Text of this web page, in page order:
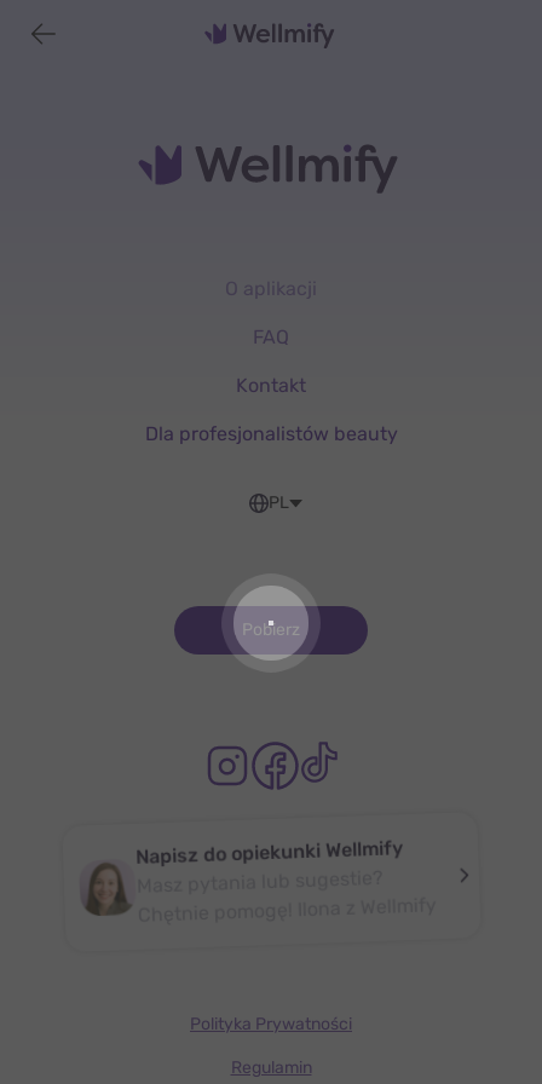
O aplikacji
FAQ
Kontakt
Dla profesjonalistów beauty
PL
Pobierz
Napisz do opiekunki Wellmify
Polityka Prywatności
Regulamin